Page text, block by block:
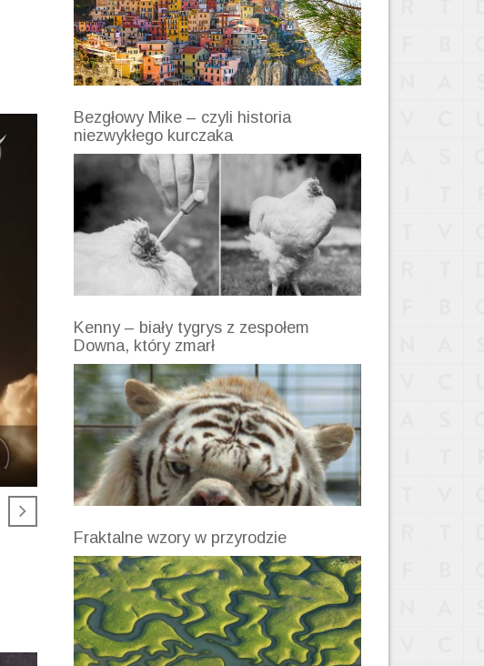
Bezgłowy Mike – czyli historia
niezwykłego kurczaka
Kenny – biały tygrys z zespołem
Downa, który zmarł
Fraktalne wzory w przyrodzie